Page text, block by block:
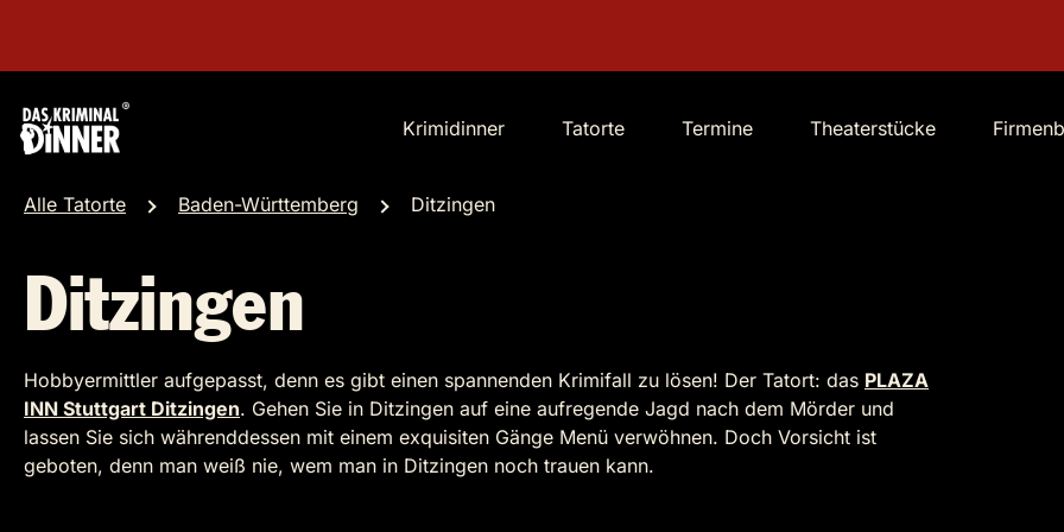
Krimidinner Tatorte Termine Theaterstücke
Alle Tatorte Baden-Württemberg Ditzingen
Ditzingen
Hobbyermittler aufgepasst, denn es gibt einen spannenden Krimifall zu lösen! Der Tatort: das PLAZA
INN Stuttgart Ditzingen. Gehen Sie in Ditzingen auf eine aufregende Jagd nach dem Mörder und
lassen Sie sich währenddessen mit einem exquisiten Gänge Menü verwöhnen. Doch Vorsicht ist
geboten, denn man weiß nie, wem man in Ditzingen noch trauen kann.